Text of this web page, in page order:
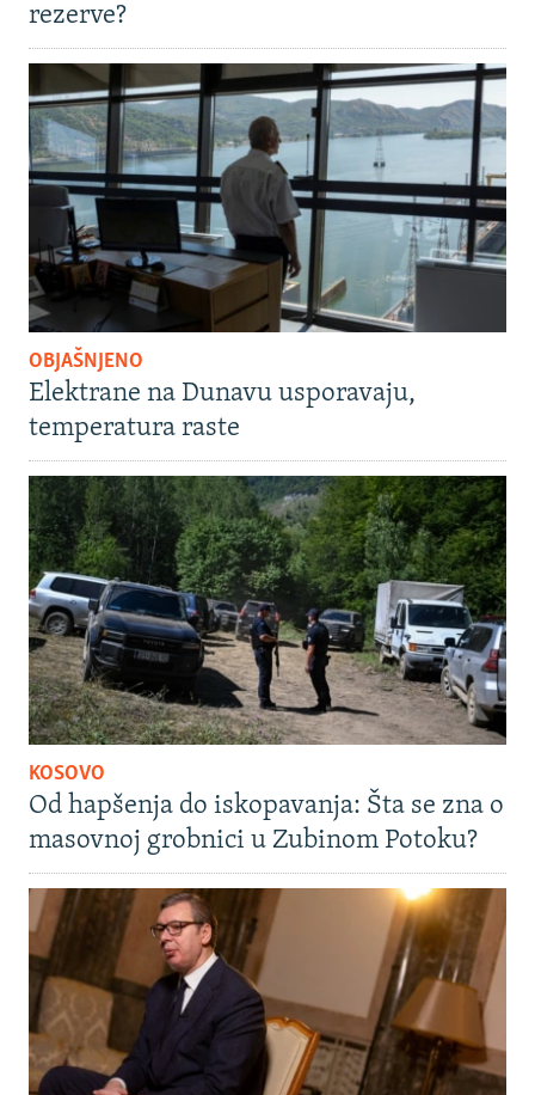
rezerve?
OBJAŠNJENO
Elektrane na Dunavu usporavaju,
temperatura raste
KOSOVO
Od hapšenja do iskopavanja: Šta se zna o
masovnoj grobnici u Zubinom Potoku?